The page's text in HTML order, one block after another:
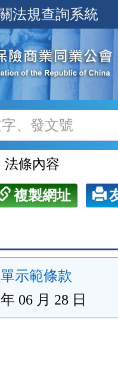
法規查詢系統
法條內容
複製網址
示範條款
06 月 28 日